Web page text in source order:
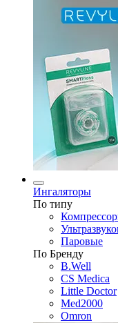
Ингаляторы
По типу
Паровые
По Бренду
B.Well
CS Medica
Little Doctor
Med2000
Omron